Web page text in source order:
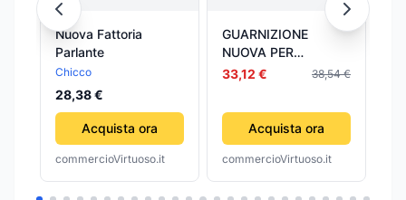
Nuova Fattoria
Parlante
Chicco
28,38 €
Acquista ora
commercioVirtuoso.it
GUARNIZIONE
NUOVA PER
GALLEGGIANTE TIPO
33,12 € 38,54 €
Acquista ora
commercioVirtuoso.it